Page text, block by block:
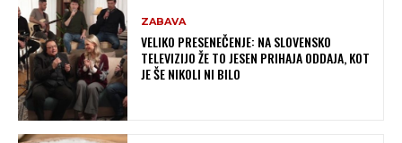
ZABAVA
VELIKO PRESENEČENJE: NA SLOVENSKO
TELEVIZIJO ŽE TO JESEN PRIHAJA ODDAJA, KOT
JE ŠE NIKOLI NI BILO